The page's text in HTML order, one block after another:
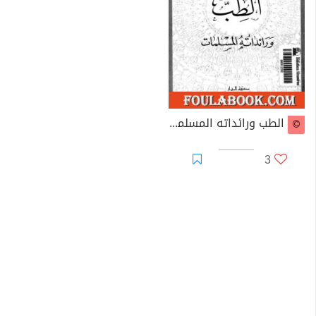
الطب ورائداته المسلمات
3